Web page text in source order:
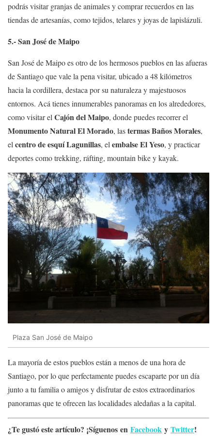
podrás visitar granjas de animales y comprar recuerdos en las
tiendas de artesanías, como tejidos, telares y joyas de lapislázuli.
5.- San José de Maipo
San José de Maipo es otro de los hermosos pueblos en las afueras
de Santiago que vale la pena visitar, ubicado a 48 kilómetros
hacia la cordillera, destaca por su naturaleza y majestuosos
entornos. Acá tienes innumerables panoramas en los alrededores,
como visitar el Cajón del Maipo, donde puedes recorrer el
Monumento Natural El Morado, lastermas Baños Morales,
el centro de esquí Lagunillas, el embalse El Yeso, y practicar
deportes como trekking, ráfting, mountain bike y kayak.
Plaza San José de Maipo
La mayoría de estos pueblos están a menos de una hora de
Santiago, por lo que perfectamente puedes escaparte por un día
junto a tu familia o amigos y disfrutar de estos extraordinarios
panoramas que te ofrecen las localidades aledañas a la capital.
¿Te gustó este artículo? ¡Síguenos en Facebook y Twitter!